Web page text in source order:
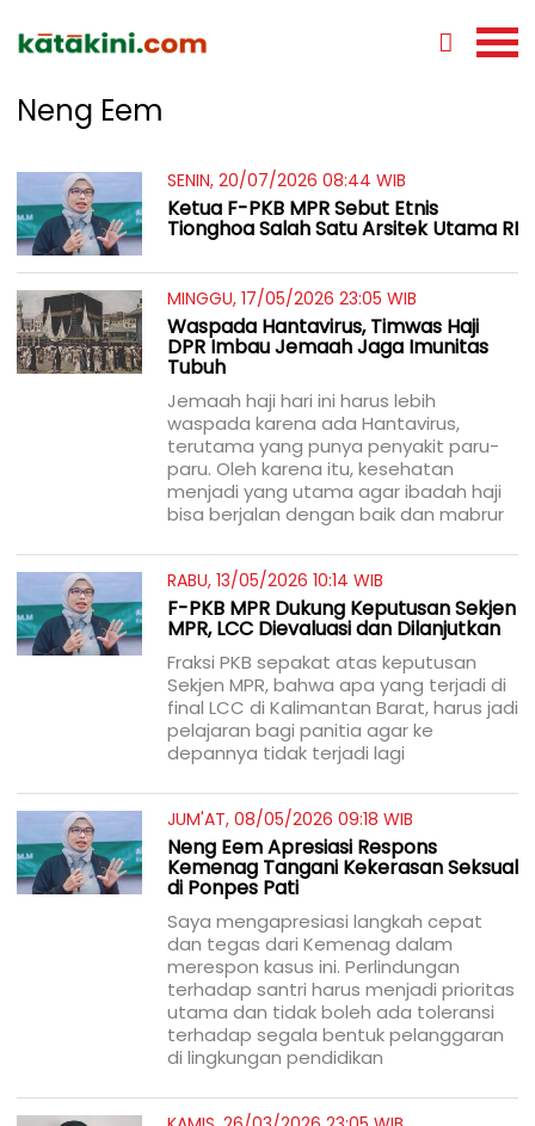
Neng Eem
SENIN, 20/07/2026 08:44 WIB
Ketua F-PKB MPR Sebut Etnis
Tionghoa Salah Satu Arsitek Utama RI
MINGGU, 17/05/2026 23:05 WIB
Waspada Hantavirus, Timwas Haji
DPR Imbau Jemaah Jaga Imunitas
Tubuh
Jemaah haji hari ini harus lebih
waspada karena ada Hantavirus,
terutama yang punya penyakit paru-
paru. Oleh karena itu, kesehatan
menjadi yang utama agar ibadah haji
bisa berjalan dengan baik dan mabrur
RABU, 13/05/2026 10:14 WIB
F-PKB MPR Dukung Keputusan Sekjen
MPR, LCC Dievaluasi dan Dilanjutkan
Fraksi PKB sepakat atas keputusan
Sekjen MPR, bahwa apa yang terjadi di
final LCC di Kalimantan Barat, harus jadi
pelajaran bagi panitia agar ke
depannya tidak terjadi lagi
JUM'AT, 08/05/2026 09:18 WIB
Neng Eem Apresiasi Respons
Kemenag Tangani Kekerasan Seksual
di Ponpes Pati
Saya mengapresiasi langkah cepat
dan tegas dari Kemenag dalam
merespon kasus ini. Perlindungan
terhadap santri harus menjadi prioritas
utama dan tidak boleh ada toleransi
terhadap segala bentuk pelanggaran
di lingkungan pendidikan